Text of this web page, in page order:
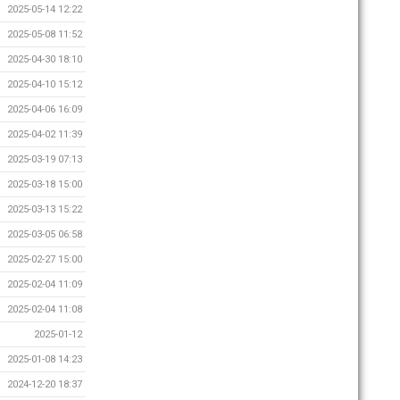
2025-05-14 12:22
2025-05-08 11:52
2025-04-30 18:10
2025-04-10 15:12
2025-04-06 16:09
2025-04-02 11:39
2025-03-19 07:13
2025-03-18 15:00
2025-03-13 15:22
2025-03-05 06:58
2025-02-27 15:00
2025-02-04 11:09
2025-02-04 11:08
2025-01-12
2025-01-08 14:23
2024-12-20 18:37